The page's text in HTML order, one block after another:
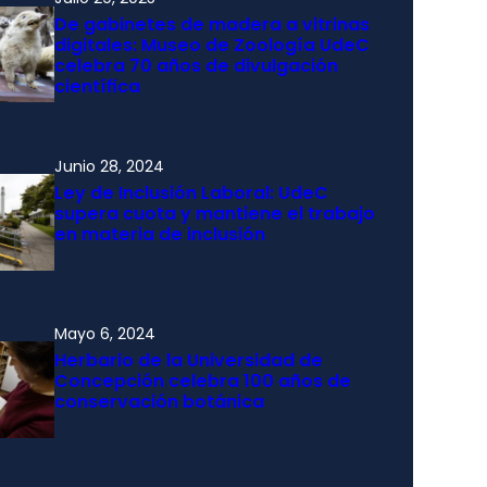
De gabinetes de madera a vitrinas
digitales: Museo de Zoología UdeC
celebra 70 años de divulgación
científica
Junio 28, 2024
Ley de Inclusión Laboral: UdeC
supera cuota y mantiene el trabajo
en materia de inclusión
Mayo 6, 2024
Herbario de la Universidad de
Concepción celebra 100 años de
conservación botánica